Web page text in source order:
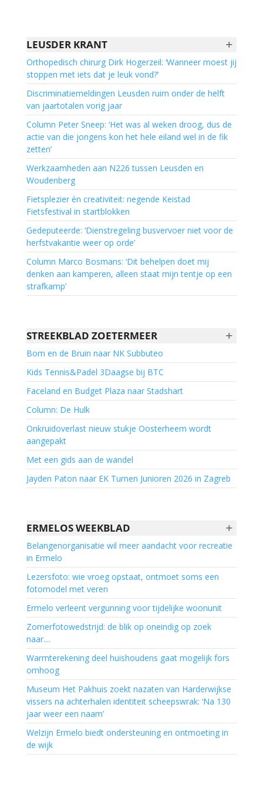
+
LEUSDER KRANT
Orthopedisch chirurg Dirk Hogerzeil: ‘Wanneer moest jij
stoppen met iets dat je leuk vond?’
Discriminatiemeldingen Leusden ruim onder de helft
van jaartotalen vorig jaar
Column Peter Sneep: ‘Het was al weken droog, dus de
actie van die jongens kon het hele eiland wel in de fik
zetten’
Werkzaamheden aan N226 tussen Leusden en
Woudenberg
Fietsplezier én creativiteit: negende Keistad
Fietsfestival in startblokken
Gedeputeerde: ‘Dienstregeling busvervoer niet voor de
herfstvakantie weer op orde’
Column Marco Bosmans: ‘Dit behelpen doet mij
denken aan kamperen, alleen staat mijn tentje op een
strafkamp’
+
STREEKBLAD ZOETERMEER
Bom en de Bruin naar NK Subbuteo
Kids Tennis&Padel 3Daagse bij BTC
Faceland en Budget Plaza naar Stadshart
Column: De Hulk
Onkruidoverlast nieuw stukje Oosterheem wordt
aangepakt
Met een gids aan de wandel
Jayden Paton naar EK Turnen Junioren 2026 in Zagreb
+
ERMELOS WEEKBLAD
Belangenorganisatie wil meer aandacht voor recreatie
in Ermelo
Lezersfoto: wie vroeg opstaat, ontmoet soms een
fotomodel met veren
Ermelo verleent vergunning voor tijdelijke woonunit
Zomerfotowedstrijd: de blik op oneindig op zoek
naar....
Warmterekening deel huishoudens gaat mogelijk fors
omhoog
Museum Het Pakhuis zoekt nazaten van Harderwijkse
vissers na achterhalen identiteit scheepswrak: ‘Na 130
jaar weer een naam’
Welzijn Ermelo biedt ondersteuning en ontmoeting in
de wijk